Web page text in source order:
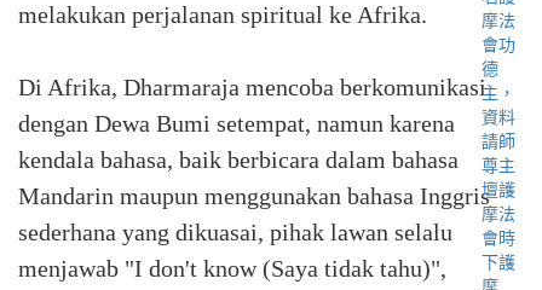
melakukan perjalanan spiritual ke Afrika.
Di Afrika, Dharmaraja mencoba berkomunikasi
dengan Dewa Bumi setempat, namun karena
kendala bahasa, baik berbicara dalam bahasa
Mandarin maupun menggunakan bahasa Inggris
sederhana yang dikuasai, pihak lawan selalu
menjawab "I don't know (Saya tidak tahu)",